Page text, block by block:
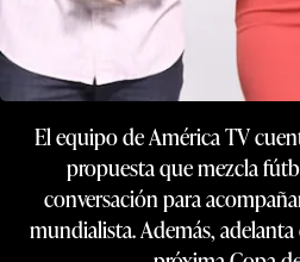
El equipo de América TV
propuesta que mezcla
conversación para
mundialista. Además,